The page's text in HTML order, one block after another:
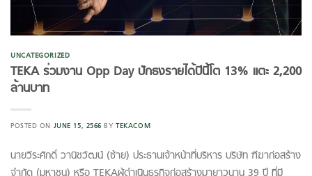
UNCATEGORIZED
TEKA ร่วมงาน Opp Day ปักธงรายได้ปีนี้โต 13% แตะ 2,200
ล้านบาท
POSTED ON JUNE 15, 2566 BYTEKACOM
นายวีระศักดิ์ วานิชวัฒน์ (ซ้าย) ประธานเจ้าหน้าที่บริหาร บริษัท ฑีฆาก่อสร้าง